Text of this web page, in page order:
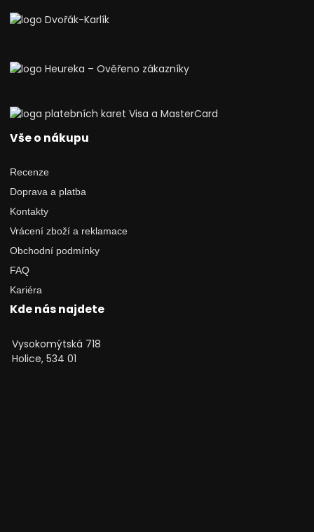
Vše o nákupu
Recenze
Doprava a platba
Kontakty
Vrácení zboží a reklamace
Obchodní podmínky
FAQ
Kariéra
Kde nás najdete
Vysokomýtská 718
Holice, 534 01